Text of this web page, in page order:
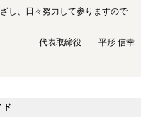
し、日々努力して参りますので
代表取締役 平形 信幸
ド